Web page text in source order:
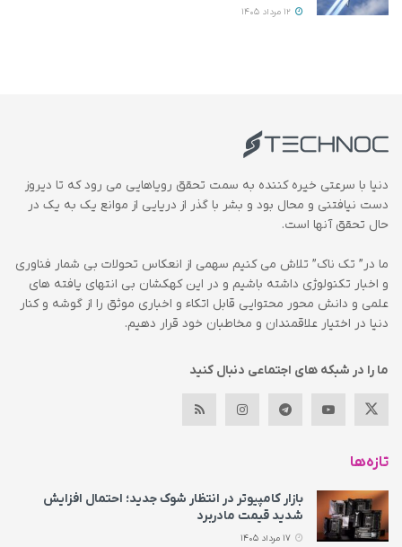
دنیا با سرعتی خیره کننده به سمت تحقق رویاهایی می رود که تا دیروز
دست نیافتنی و محال بود و بشر با گذر از دریایی از موانع یک به یک در
حال تحقق آنها است.
ما در” تک ناک” تلاش می کنیم سهمی از انعکاس تحولات بی شمار فناوری
و اخبار تکنولوژی داشته باشیم و در این کهکشان بی انتهای یافته های
علمی و دانش محور محتوایی قابل اتکاء و اخباری موثق را از گوشه و کنار
دنیا در اختیار علاقمندان و مخاطبان خود قرار دهیم.
ما را در شبکه های اجتماعی دنبال کنید
تازه‌ها
بازار کامپیوتر در انتظار شوک جدید؛ احتمال افزایش
شدید قیمت مادربرد